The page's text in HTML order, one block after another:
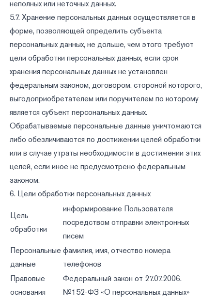
неполных или неточных данных.
5.7. Хранение персональных данных осуществляется в
форме, позволяющей определить субъекта
персональных данных, не дольше, чем этого требуют
цели обработки персональных данных, если срок
хранения персональных данных не установлен
федеральным законом, договором, стороной которого,
выгодоприобретателем или поручителем по которому
является субъект персональных данных.
Обрабатываемые персональные данные уничтожаются
либо обезличиваются по достижении целей обработки
или в случае утраты необходимости в достижении этих
целей, если иное не предусмотрено федеральным
законом.
6. Цели обработки персональных данных
Цель
обработки
информирование Пользователя
посредством отправки электронных
писем
Персональные
данные
фамилия, имя, отчество номера
телефонов
Правовые
основания
Федеральный закон от 27.07.2006.
№152-ФЗ «О персональных данных»